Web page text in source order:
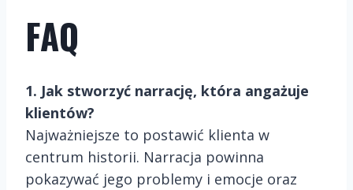
FAQ
1. Jak stworzyć narrację, która angażuje
klientów?
Najważniejsze to postawić klienta w
centrum historii. Narracja powinna
pokazywać jego problemy i emocje oraz